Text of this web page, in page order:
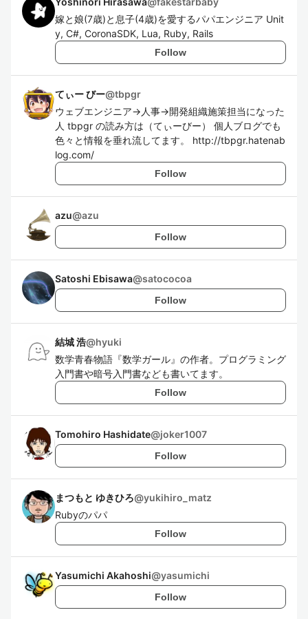
嫁と娘(7歳)と息子(4歳)を愛するパパエンジニア Unit
y, C#, CoronaSDK, Lua, Ruby, Rails
Follow
てぃー びー@tbpgr
ウェブエンジニア→人事→開発組織施策担当になった
人 tbpgr の読み方は（てぃーびー） 個人ブログでも
色々と情報を垂れ流してます。 http://tbpgr.hatenab
log.com/
Follow
azu@azu
Follow
Satoshi Ebisawa@satococoa
Follow
結城 浩@hyuki
数学青春物語『数学ガール』の作者。プログラミング
入門書や暗号入門書なども書いてます。
Follow
Tomohiro Hashidate@joker1007
Follow
まつもと ゆきひろ@yukihiro_matz
Rubyのパパ
Follow
Yasumichi Akahoshi@yasumichi
Follow